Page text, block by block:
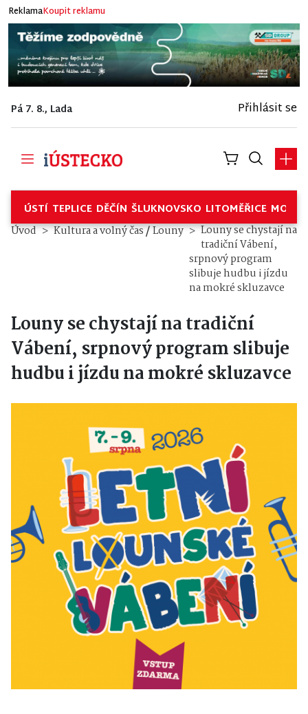
ReklamaKoupit reklamu
Pá 7. 8., Lada Přihlásit se
ÚSTÍ TEPLICE DĚČÍN ŠLUKNOVSKO LITOMĚŘICE
Úvod Kultura a volný čas/Louny
Louny se chystají na
tradiční Vábení,
srpnový program
slibuje hudbu i jízdu
na mokré skluzavce
Louny se chystají na tradiční
Vábení, srpnový program slibuje
hudbu i jízdu na mokré skluzavce